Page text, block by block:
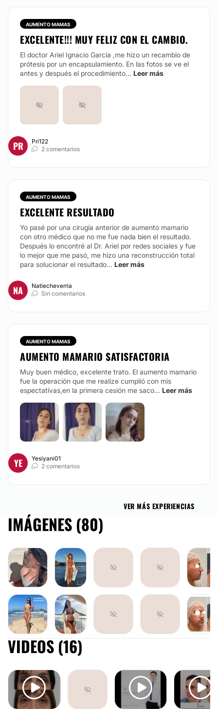
AUMENTO MAMAS
EXCELENTE!!! MUY FELIZ CON EL CAMBIO.
El doctor Ariel Ignacio García ,me hizo un recambio de
prótesis por un encapsulamiento. En las fotos se ve el
antes y después el procedimiento... Leer más
PR
Pri122
2 comentarios
AUMENTO MAMAS
EXCELENTE RESULTADO
Yo pasé por una cirugía anterior de aumento mamario
con otro médico que no me fue nada bien el resultado.
Después lo encontré al Dr. Ariel por redes sociales y fue
lo mejor que me pasó, me hizo una reconstrucción total
para solucionar el resultado... Leer más
NA
Natiecheverria
Sin comentarios
AUMENTO MAMAS
AUMENTO MAMARIO SATISFACTORIA
Muy buen médico, excelente trato. El aumento mamario
fue la operación que me realize cumplió con mis
espectativas,en la primera cesión me saco... Leer más
YE
Yesiyani01
2 comentarios
VER MÁS EXPERIENCIAS
IMÁGENES (80)
VIDEOS (16)